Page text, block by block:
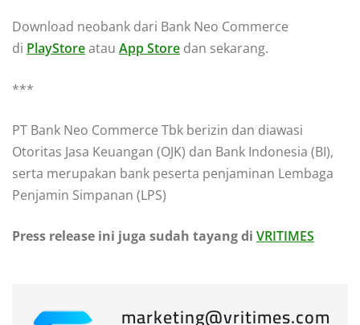
Download neobank dari Bank Neo Commerce
di PlayStoreatau App Store dan sekarang.
***
PT Bank Neo Commerce Tbk berizin dan diawasi
Otoritas Jasa Keuangan (OJK) dan Bank Indonesia (BI),
serta merupakan bank peserta penjaminan Lembaga
Penjamin Simpanan (LPS)
Press release ini juga sudah tayang di VRITIMES
marketing@vritimes.com